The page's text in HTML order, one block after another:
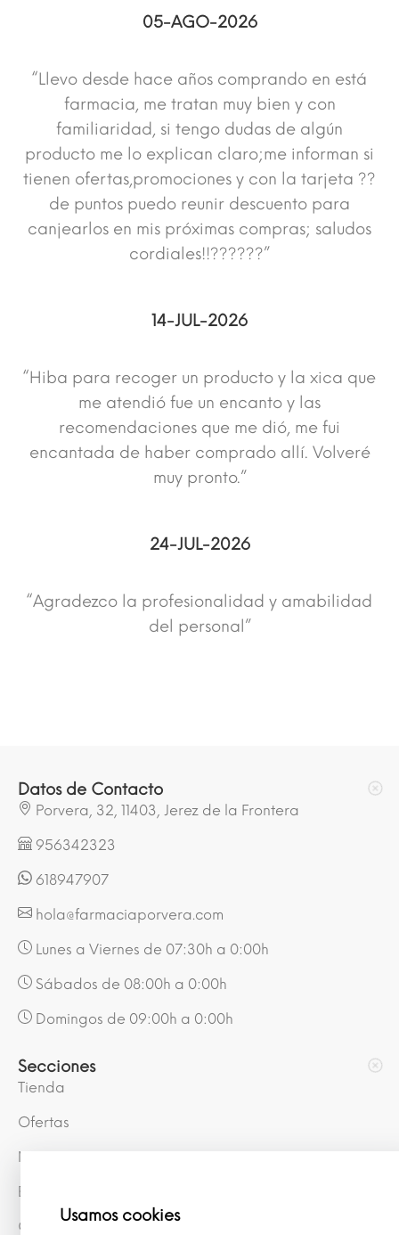
05-AGO-2026
“Llevo desde hace años comprando en está
farmacia, me tratan muy bien y con
familiaridad, si tengo dudas de algún
producto me lo explican claro;me informan si
tienen ofertas,promociones y con la tarjeta ??
de puntos puedo reunir descuento para
canjearlos en mis próximas compras; saludos
cordiales!!??????”
14-JUL-2026
“Hiba para recoger un producto y la xica que
me atendió fue un encanto y las
recomendaciones que me dió, me fui
encantada de haber comprado allí. Volveré
muy pronto.”
24-JUL-2026
“Agradezco la profesionalidad y amabilidad
del personal”
Datos de Contacto
Porvera, 32, 11403, Jerez de la Frontera
956342323
618947907
hola@farmaciaporvera.com
Lunes a Viernes de 07:30h a 0:00h
Sábados de 08:00h a 0:00h
Domingos de 09:00h a 0:00h
Secciones
Tienda
Ofertas
Mis puntos
Blog
Conócenos
Usamos cookies